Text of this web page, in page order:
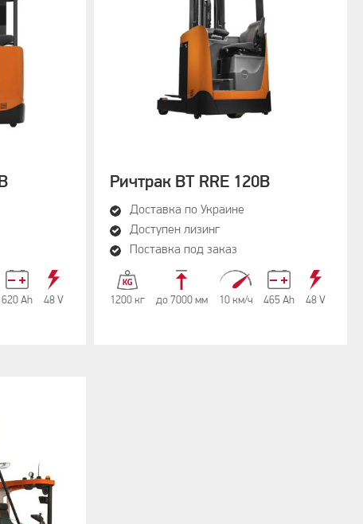
620 Аh 48 V
Ричтрак BT RRE 120B
Доставка по Украине
Доступен лизинг
Поставка под заказ
1200 кг до 7000 мм 10 км/ч 465 Аh 48 V